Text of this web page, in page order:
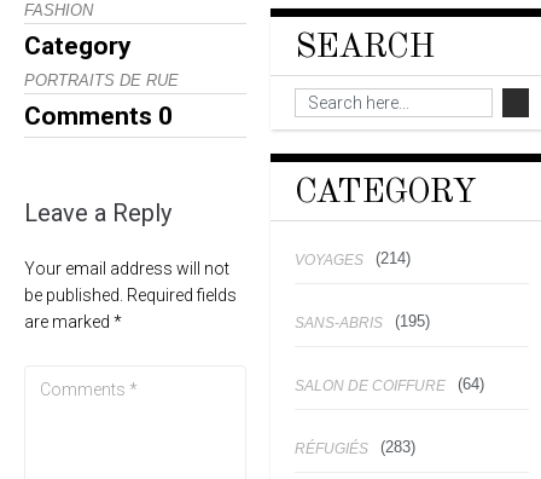
FASHION
Category
PORTRAITS DE RUE
Comments 0
Leave a Reply
Your email address will not
be published. Required fields
are marked *
SEARCH
CATEGORY
VOYAGES (214)
SANS-ABRIS (195)
SALON DE COIFFURE (64)
RÉFUGIÉS (283)